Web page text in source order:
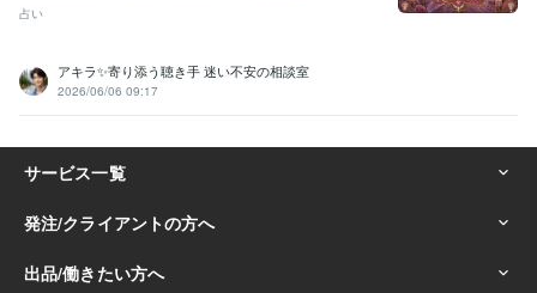
占い
アキラ✨寄り添う聴き手 迷い不安の相談室
2026/06/06 09:17